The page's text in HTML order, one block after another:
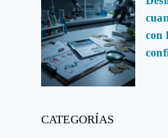
con
CATEGORÍAS